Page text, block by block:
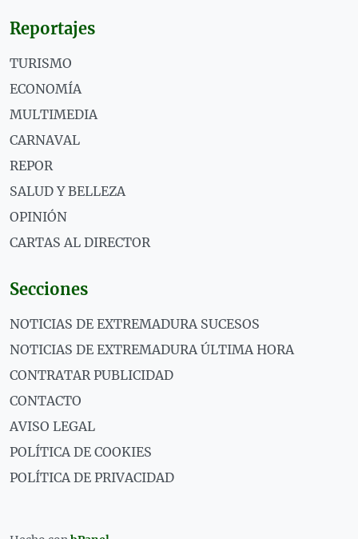
Reportajes
TURISMO
ECONOMÍA
MULTIMEDIA
CARNAVAL
REPOR
SALUD Y BELLEZA
OPINIÓN
CARTAS AL DIRECTOR
Secciones
NOTICIAS DE EXTREMADURA SUCESOS
NOTICIAS DE EXTREMADURA ÚLTIMA HORA
CONTRATAR PUBLICIDAD
CONTACTO
AVISO LEGAL
POLÍTICA DE COOKIES
POLÍTICA DE PRIVACIDAD